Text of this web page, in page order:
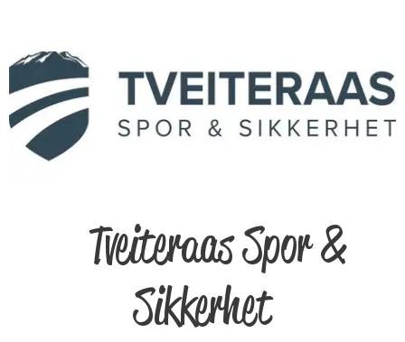
Tveiteraas Spor &
Sikkerhet